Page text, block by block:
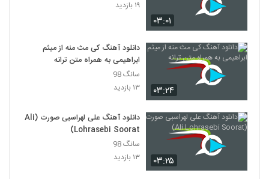
Delfani Khab)
۳۳۴ بازدید
آهنگ سعید کشاورز بنام ایده آل
۳۸۴ بازدید
دانلود آهنگ دامون نوردین دیوانه شو
دانلود آهنگ حمید مدنی آخرین حیله تو
۰۳:۰۱
۱۹ بازدید
۰۳:۲۴
دانلود آهنگ کی مث منه از میثم
ابراهیمی به همراه متن ترانه
سانگ 98
۱۳ بازدید
۰۳:۲۵
دانلود آهنگ علی لهراسبی صورت (Ali
Lohrasebi Soorat)
سانگ 98
۱۳ بازدید